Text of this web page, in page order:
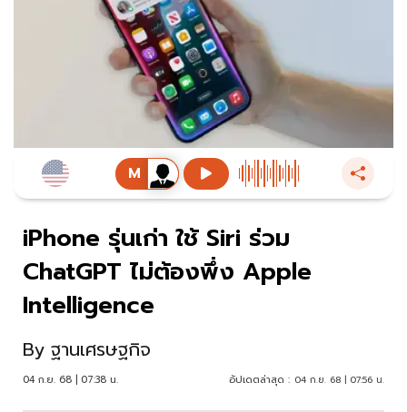
iPhone รุ่นเก่า ใช้ Siri ร่วม
ChatGPT ไม่ต้องพึ่ง Apple
Intelligence
By ฐานเศรษฐกิจ
04 ก.ย. 68 | 07:38 น. อัปเดตล่าสุด : 04 ก.ย. 68 | 07:56 น.